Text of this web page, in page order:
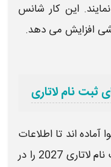
این کار شانس
افزایش می‌ دهد.
ثبت نام لاتاری
آماده اند تا اطلاعات
لاتاری 2027
را در